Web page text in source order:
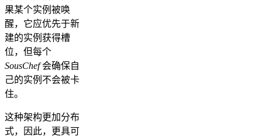
果某个实例被唤
醒，它应优先于新
建的实例获得槽
位，但每个
SousChef会确保自
己的实例不会被卡
住。
这种架构更加分布
式，因此，更具可